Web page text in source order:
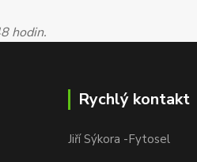
hodin.
Rychlý kontakt
Jiří Sýkora -Fytosel